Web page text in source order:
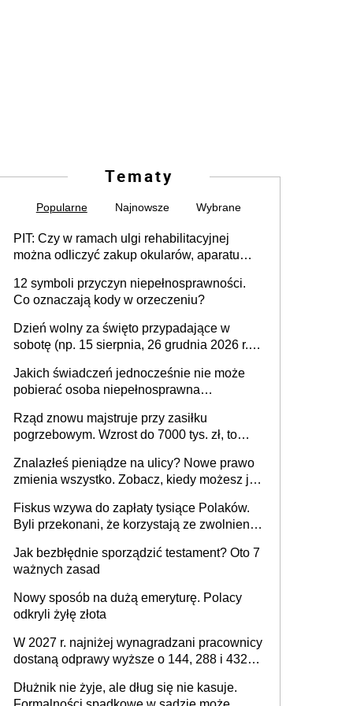
Tematy
Popularne Najnowsze Wybrane
PIT: Czy w ramach ulgi rehabilitacyjnej
można odliczyć zakup okularów, aparatu
12 symboli przyczyn niepełnosprawności.
Co oznaczają kody w orzeczeniu?
Dzień wolny za święto przypadające w
sobotę (np. 15 sierpnia, 26 grudnia 2026 r.) –
pracodawcy (sektor prywatny i administracja
publiczna), najczęstsze pytania
Jakich świadczeń jednocześnie nie może
pobierać osoba niepełnosprawna
Rząd znowu majstruje przy zasiłku
pogrzebowym. Wzrost do 7000 tys. zł, to
Znalazłeś pieniądze na ulicy? Nowe prawo
zmienia wszystko. Zobacz, kiedy możesz je
Fiskus wzywa do zapłaty tysiące Polaków.
Byli przekonani, że korzystają ze zwolnienia
Jak bezbłędnie sporządzić testament? Oto 7
ważnych zasad
Nowy sposób na dużą emeryturę. Polacy
odkryli żyłę złota
W 2027 r. najniżej wynagradzani pracownicy
dostaną odprawy wyższe o 144, 288 i 432
Dłużnik nie żyje, ale dług się nie kasuje.